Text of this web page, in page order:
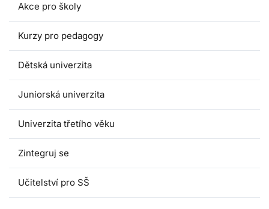
Akce pro školy
Kurzy pro pedagogy
Dětská univerzita
Juniorská univerzita
Univerzita třetího věku
Zintegruj se
Učitelství pro SŠ